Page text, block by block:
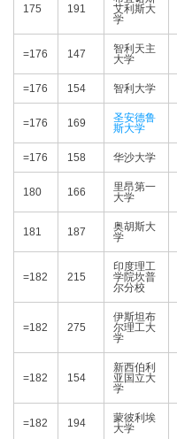
175 191
艾利斯大
学
=176 147
智利天主
大学
=176 154 智利大学
=176 169
圣安德鲁
斯大学
=176 158 华沙大学
180 166
里昂第一
大学
181 187
奥胡斯大
学
=182 215
印度理工
学院坎普
尔分校
=182 275
伊斯坦布
尔理工大
学
=182 154
新西伯利
亚国立大
学
=182 194
蒙彼利埃
大学